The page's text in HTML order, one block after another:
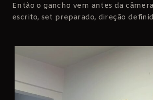
Então o gancho vem antes da
escrito, set preparado, direção